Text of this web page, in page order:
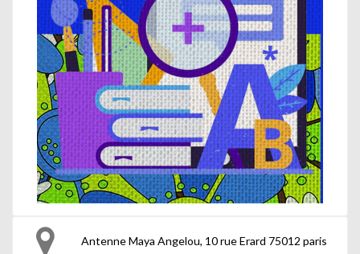
Antenne Maya Angelou, 10 rue Erard 75012 paris